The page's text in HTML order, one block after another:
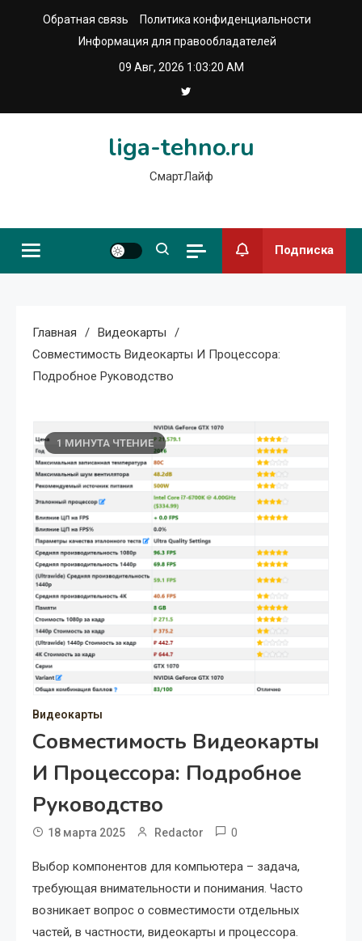
Обратная связь
Политика конфиденциальности
Информация для правообладателей
09 Авг, 2026 1:03:21 AM
liga-tehno.ru
СмартЛайф
Подписка
Главная
Видеокарты
Совместимость Видеокарты И Процессора:
Подробное Руководство
1 МИНУТА ЧТЕНИЕ
Видеокарты
Совместимость Видеокарты
И Процессора: Подробное
Руководство
18 марта 2025 Redactor 0
Выбор компонентов для компьютера – задача,
требующая внимательности и понимания. Часто
возникает вопрос о совместимости отдельных
частей, в частности, видеокарты и процессора.